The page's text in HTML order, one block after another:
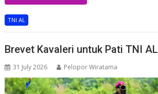
TNI AL
Brevet Kavaleri untuk Pati TNI AL
31 July 2026 Pelopor Wiratama